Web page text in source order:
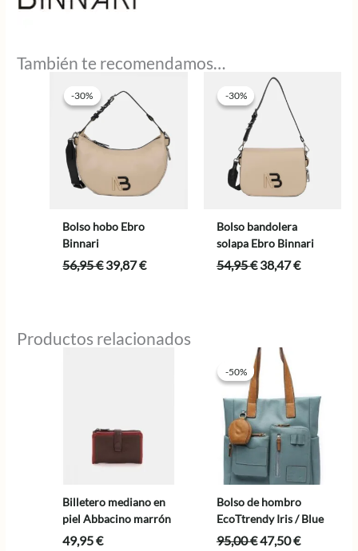
También te recomendamos…
-30%
-30%
Bolso hobo Ebro
Binnari
56,95€El
39,87€El
-30%
-30%
Bolso bandolera
solapa Ebro Binnari
54,95€ El
38,47€El
Productos relacionados
Billetero mediano en
piel Abbacino marrón
49,95€
-50%
-50%
Bolso de hombro
EcoTtrendy Iris / Blue
95,00€El
47,50€El